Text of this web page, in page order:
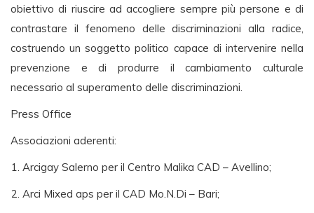
obiettivo di riuscire ad accogliere sempre più persone e di
contrastare il fenomeno delle discriminazioni alla radice,
costruendo un soggetto politico capace di intervenire nella
prevenzione e di produrre il cambiamento culturale
necessario al superamento delle discriminazioni.
Press Office
Associazioni aderenti:
Arcigay Salerno per il Centro Malika CAD – Avellino;
Arci Mixed aps per il CAD Mo.N.Di – Bari;